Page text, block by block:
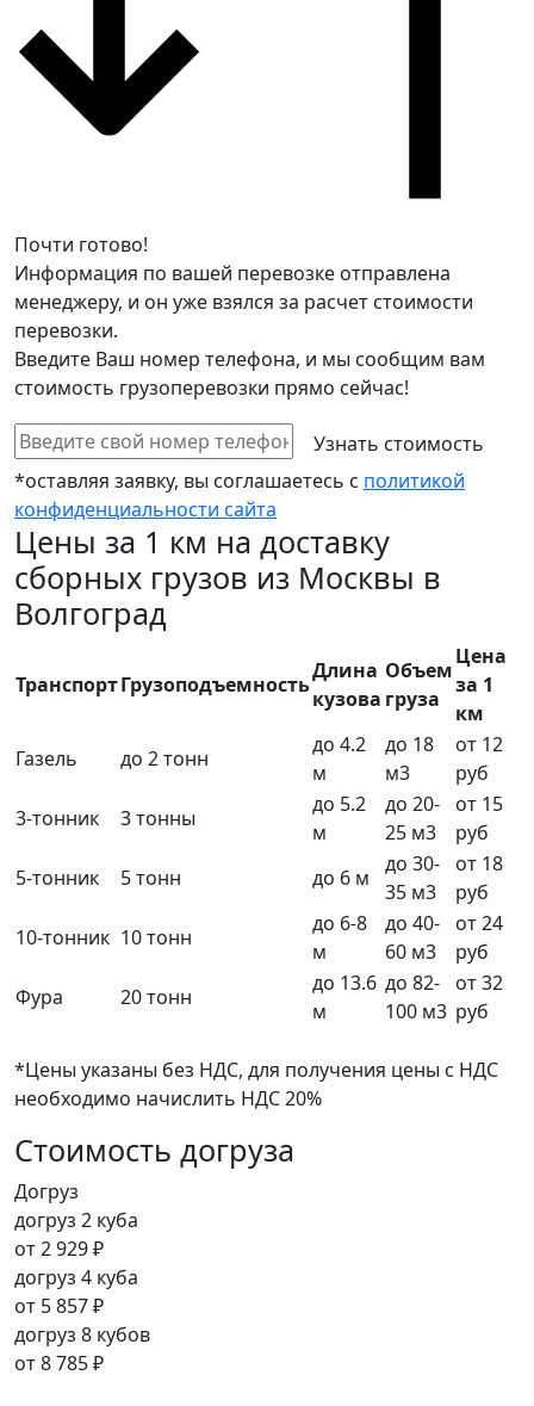
Почти готово!
Информация по вашей перевозке отправлена
менеджеру, и он уже взялся за расчет стоимости
перевозки.
Введите Ваш номер телефона, и мы сообщим вам
стоимость грузоперевозки прямо сейчас!
*оставляя заявку, вы соглашаетесь с политикой
конфиденциальности сайта
Цены за 1 км на доставку
сборных грузов из Москвы в
Волгоград
ТранспортГрузоподъемность
Длина
кузова
Объем
груза
Цена
за 1
км
Газель
до 2 тонн
до 4.2
м
до 18
м3
от 12
руб
3-тонник
3 тонны
до 5.2
м
до 20-
25 м3
от 15
руб
5-тонник
5 тонн до 6 м
до 30-
35 м3
от 18
руб
10-тонник 10 тонн
до 6-8
м
до 40-
60 м3
от 24
руб
Фура
20 тонн
до 13.6
м
до 82-
100 м3
от 32
руб
*Цены указаны без НДС, для получения цены с НДС
необходимо начислить НДС 20%
Стоимость догруза
Догруз
догруз 2 куба
от2 929 ₽
догруз 4 куба
от 5 857 ₽
догруз 8 кубов
от8 785 ₽